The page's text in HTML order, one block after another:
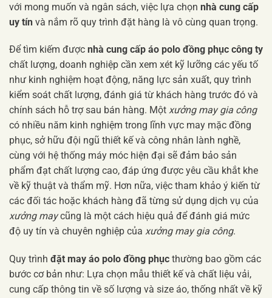
với mong muốn và ngân sách, việc lựa chọn nhà cung cấp
uy tín và nắm rõ quy trình đặt hàng là vô cùng quan trọng.
Để tìm kiếm được nhà cung cấp áo polo đồng phục công ty
chất lượng, doanh nghiệp cần xem xét kỹ lưỡng các yếu tố
như kinh nghiệm hoạt động, năng lực sản xuất, quy trình
kiểm soát chất lượng, đánh giá từ khách hàng trước đó và
chính sách hỗ trợ sau bán hàng. Một xưởng may gia công
có nhiều năm kinh nghiệm trong lĩnh vực may mặc đồng
phục, sở hữu đội ngũ thiết kế và công nhân lành nghề,
cùng với hệ thống máy móc hiện đại sẽ đảm bảo sản
phẩm đạt chất lượng cao, đáp ứng được yêu cầu khắt khe
về kỹ thuật và thẩm mỹ. Hơn nữa, việc tham khảo ý kiến từ
các đối tác hoặc khách hàng đã từng sử dụng dịch vụ của
xưởng maycũng là một cách hiệu quả để đánh giá mức
độ uy tín và chuyên nghiệp của xưởng may gia công.
Quy trình đặt may áo polo đồng phục thường bao gồm các
bước cơ bản như: Lựa chọn mẫu thiết kế và chất liệu vải,
cung cấp thông tin về số lượng và size áo, thống nhất về kỹ